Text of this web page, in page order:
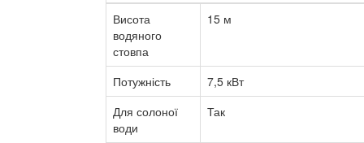
Висота
водяного
стовпа
15 м
Потужність
7,5 кВт
Для солоної
води
Так